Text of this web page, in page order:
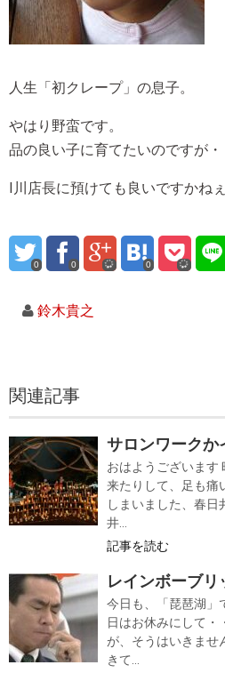
人生「初クレープ」の息子。
やはり野蛮です。
品の良い子に育てたいのですが・
I川店長に預けても良いですかね
0 0 0
鈴木貴之
関連記事
サロンワークか
おはようございます
来たりして、足も痛
しまいました、春日
井...
記事を読む
レインボーブリ
今日も、「琵琶湖」
日はお休みにして・
が、そうはいきませ
きて...